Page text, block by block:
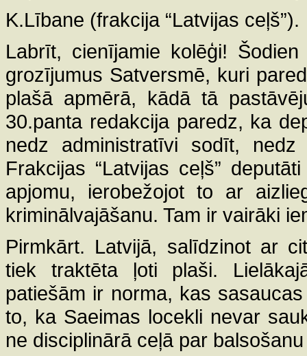
K.Lībane (frakcija “Latvijas ceļš”).
Labrīt, cienījamie kolēģi!
grozījumus Satversmē, kuri
plašā apmērā, kādā tā
30.panta redakcija paredz, ka
nedz administratīvi sodīt,
Frakcijas “Latvijas ceļš”
apjomu, ierobežojot to ar
kriminālvajāšanu. Tam ir vairāki
Pirmkārt. Latvijā, salīdzinot ar
tiek traktēta ļoti plaši.
patiešām ir norma, kas
to, ka Saeimas locekli nevar
ne disciplinārā ceļā par